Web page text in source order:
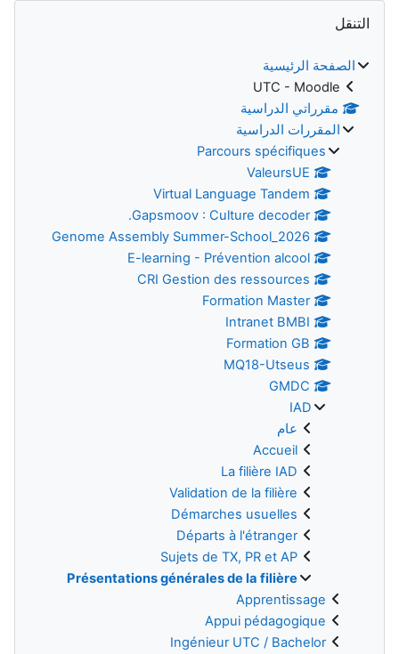
التنقل
الصفحة الرئيسية
UTC - Moodle
مقرراتي الدراسية
المقررات الدراسية
Parcours spécifiques
ValeursUE
Virtual Language Tandem
Gapsmoov : Culture decoder.
Genome Assembly Summer-School_2026
E-learning - Prévention alcool
CRI Gestion des ressources
Formation Master
Intranet BMBI
Formation GB
MQ18-Utseus
GMDC
IAD
عام
Accueil
La filière IAD
Validation de la filière
Démarches usuelles
Départs à l'étranger
Sujets de TX, PR et AP
Présentations générales de la filière
Apprentissage
Appui pédagogique
Ingénieur UTC / Bachelor